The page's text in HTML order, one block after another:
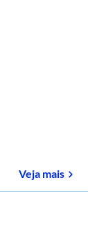
Veja maissobre